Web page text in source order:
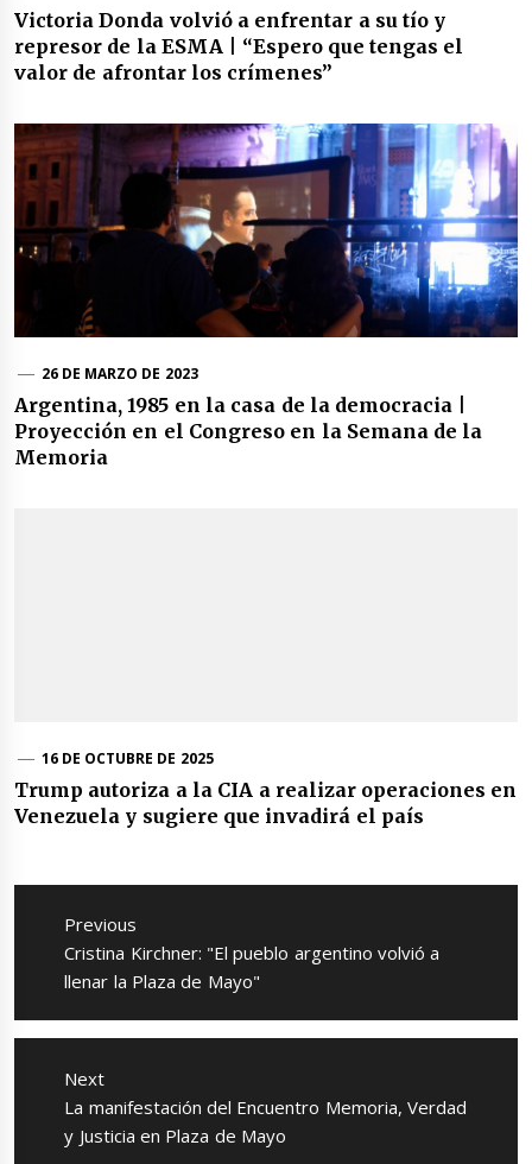
Victoria Donda volvió a enfrentar a su tío y
represor de la ESMA | “Espero que tengas el
valor de afrontar los crímenes”
26 DE MARZO DE 2023
Argentina, 1985 en la casa de la democracia |
Proyección en el Congreso en la Semana de la
Memoria
16 DE OCTUBRE DE 2025
Trump autoriza a la CIA a realizar operaciones en
Venezuela y sugiere que invadirá el país
Navegación
entradas
Previous
Previous
post:
Cristina Kirchner: "El pueblo argentino volvió a
llenar la Plaza de Mayo"
Next
Next
post:
La manifestación del Encuentro Memoria, Verdad
y Justicia en Plaza de Mayo